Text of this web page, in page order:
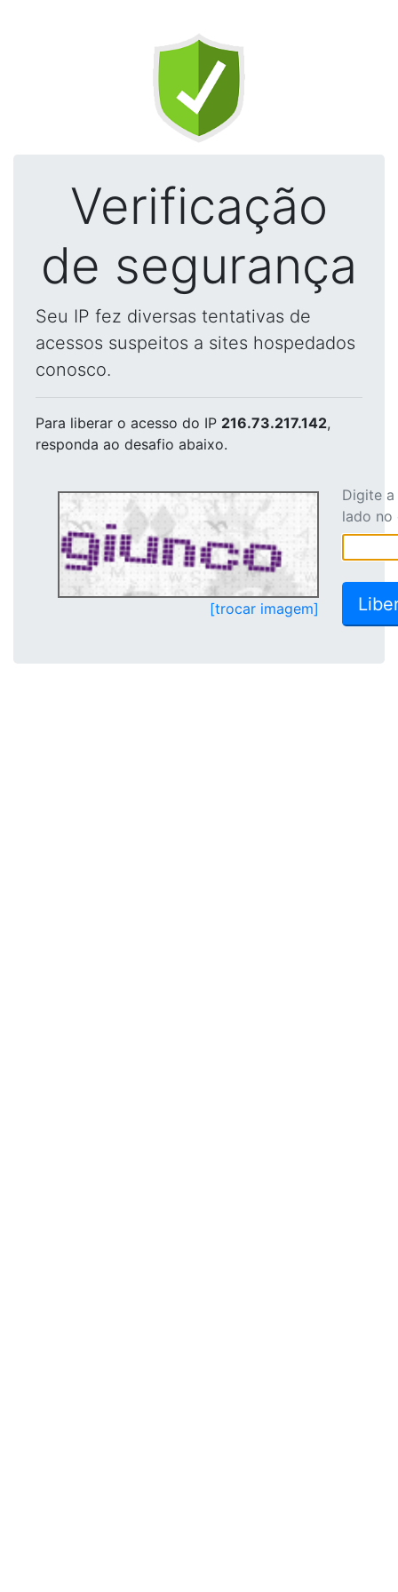
Verificação
de segurança
Seu IP fez diversas tentativas de
acessos suspeitos a sites hospedados
conosco.
Para liberar o acesso do IP 216.73.217.142,
responda ao desafio abaixo.
[trocar imagem]
Digite
lado no